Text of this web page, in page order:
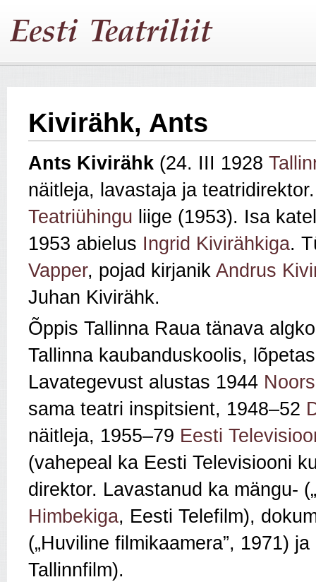
Kivirähk, Ants
Ants Kivirähk (24. III 1928
näitleja, lavastaja ja
Teatriühingu liige (1953). Isa
1953 abielus Ingrid Kivirähkiga.
Vapper, pojad kirjanik Andrus
Juhan Kivirähk.
Õppis Tallinna Raua tänava
Tallinna kaubanduskoolis,
Lavategevust alustas 1944
sama teatri inspitsient, 1948–52
näitleja, 1955–79 Eesti
(vahepeal ka Eesti Televisiooni
direktor. Lavastanud ka mängu-
Himbekiga, Eesti Telefilm),
(„Huviline filmikaamera”, 1971)
Tallinnfilm).